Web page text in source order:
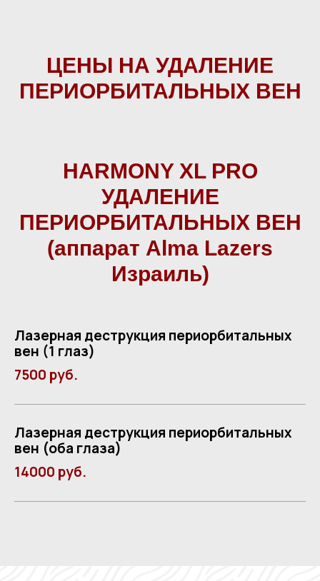
ЦЕНЫ НА УДАЛЕНИЕ
ПЕРИОРБИТАЛЬНЫХ ВЕН
HARMONY XL PRO
УДАЛЕНИЕ
ПЕРИОРБИТАЛЬНЫХ ВЕН
(аппарат Alma Lazers
Израиль)
Лазерная деструкция периорбитальных
вен (1 глаз)
7500 руб.
Лазерная деструкция периорбитальных
вен (оба глаза)
14000 руб.